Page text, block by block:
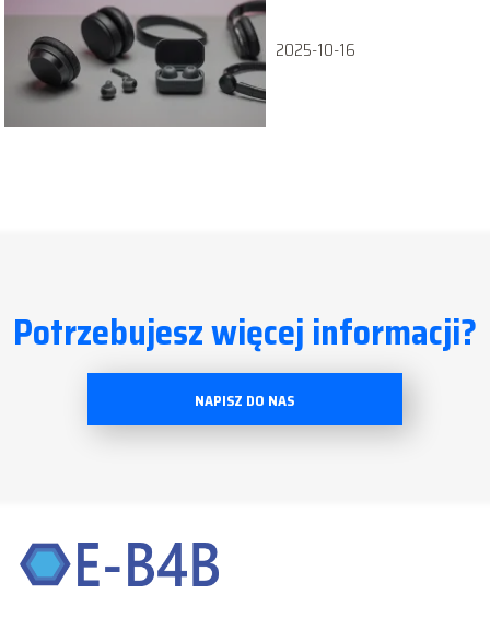
2025-10-16
Potrzebujesz więcej informacji?
NAPISZ DO NAS